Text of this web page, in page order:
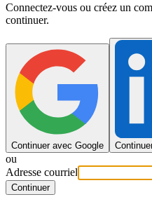
Connectez-vous ou créez un
continuer.
Continuer avec Google
ou
Adresse courriel
Continuer